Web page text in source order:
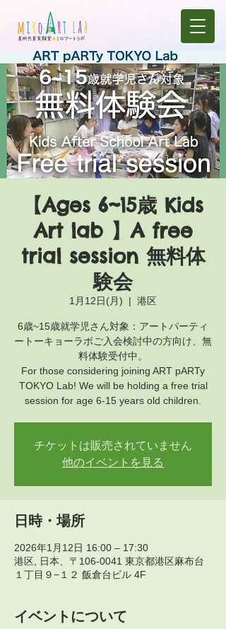
【Ages 6~15歳 Kids
Art lab 】A free
trial session 無料体
験会
1月12日(月)
  |
港区
6歳~15歳就学児さん対象：アートパーティ
ートーキョーラボご入会検討中の方向け、無
料体験受付中。
For those considering joining ART pARTy
TOKYO Lab! We will be holding a free trial
session for age 6-15 years old children.
チケットは販売されていません
他のイベントを見る
日時・場所
2026年1月12日 16:00 – 17:30
港区, 日本、〒106-0041 東京都港区麻布台
１丁目９−１２ 飯倉台ビル 4F
イベントについて